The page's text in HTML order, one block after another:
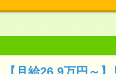
【月給26.9万円～